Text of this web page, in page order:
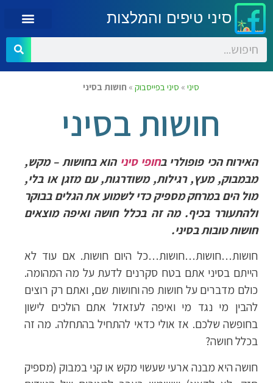
סיני טיפים והמלצות
סיני » סיני בפייסבוק » חושות בסיני
חושות בסיני
האירוח הכי פופולרי בחופי סיני הוא בחושות – מקש,
מבמבוק, מעץ, רגילות, משודרגות, עם מזגן או בלי,
מול הים במרחק מספיק כדי לשמוע את הגלים בבוקר
ולהתעורר בכיף. מה זה בכלל חושה ואיפה מוצאים
חושות טובות בסיני.
חושות…חושות…חושות…כל היום חושות. אם עוד לא
הייתם בסיני אתם בטח סקרנים לדעת על מה המהומה.
כולם מדברים על חושות פה וחושות שם, ואתם רק רוצים
להבין מי נגד מי ואיפה לעזאזל אתם הולכים לישון
בחופשה שלכם. אז אולי כדאי להתחיל בהתחלה. מה זה
בכלל חושה?
חושה היא מבנה ארעי שעשוי מקש או קני במבוק (מספיק